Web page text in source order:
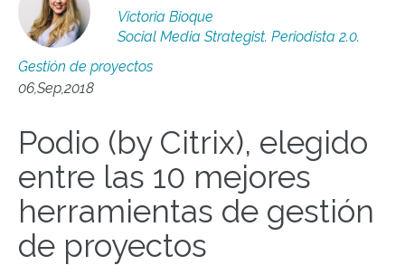
Victoria Bioque
Social Media Strategist. Periodista 2.0.
Gestión de proyectos
06,Sep,2018
Podio (by Citrix), elegido
entre las 10 mejores
herramientas de gestión
de proyectos